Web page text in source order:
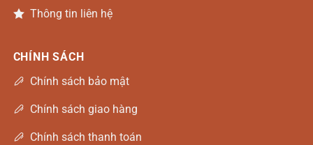
Thông tin liên hệ
CHÍNH SÁCH
Chính sách bảo mật
Chính sách giao hàng
Chính sách thanh toán